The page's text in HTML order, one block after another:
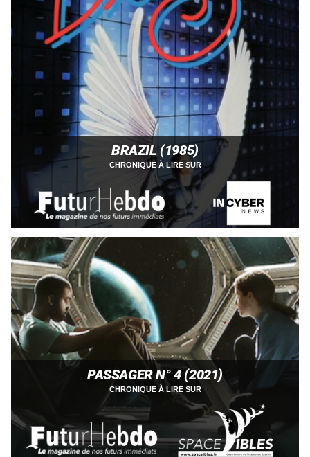
BRAZIL (1985)
CHRONIQUE À LIRE SUR
PASSAGER N° 4 (2021)
CHRONIQUE À LIRE SUR